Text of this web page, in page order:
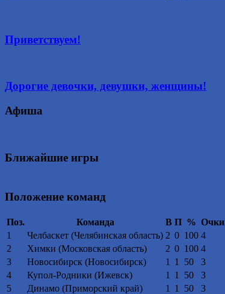
Приветствуем!
Дорогие девочки, девушки, женщины!
Афиша
Ближайшие игры
Положение команд
Поз. Команда В П % Очки
1
Челбаскет (Челябинская область) 2 0 100 4
2
Химки (Московская область) 2 0 100 4
3
Новосибирск (Новосибирск) 1 1 50
3
4
Купол-Родники (Ижевск) 1 1 50
3
5
Динамо (Приморский край) 1 1 50
3